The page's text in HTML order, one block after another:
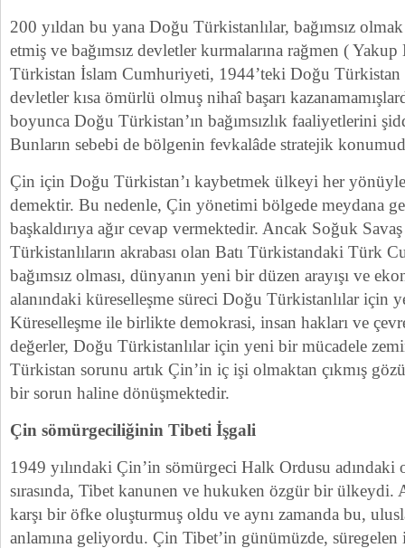
200 yıldan bu yana Doğu Türkistanlılar, bağımsız
etmiş ve bağımsız devletler kurmalarına rağmen (
Türkistan İslam Cumhuriyeti, 1944’teki Doğu
devletler kısa ömürlü olmuş nihaî başarı
boyunca Doğu Türkistan’ın bağımsızlık faaliyetlerini
Bunların sebebi de bölgenin fevkalâde stratejik
Çin için Doğu Türkistan’ı kaybetmek ülkeyi her
demektir. Bu nedenle, Çin yönetimi bölgede meydana
başkaldırıya ağır cevap vermektedir. Ancak Soğuk
Türkistanlıların akrabası olan Batı Türkistandaki Türk
bağımsız olması, dünyanın yeni bir düzen arayışı ve
alanındaki küreselleşme süreci Doğu Türkistanlılar için
Küreselleşme ile birlikte demokrasi, insan hakları ve
değerler, Doğu Türkistanlılar için yeni bir mücadele
Türkistan sorunu artık Çin’in iç işi olmaktan çıkmış
bir sorun haline dönüşmektedir.
Çin sömürgeciliğinin Tibeti İşgali
1949 yılındaki Çin’in sömürgeci Halk Ordusu adındaki
sırasında, Tibet kanunen ve hukuken özgür bir ülkeydi.
karşı bir öfke oluşturmuş oldu ve aynı zamanda bu,
anlamına geliyordu. Çin Tibet’in günümüzde, süregelen